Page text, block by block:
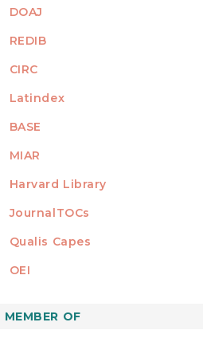
DOAJ
REDIB
CIRC
Latindex
BASE
MIAR
Harvard Library
JournalTOCs
Qualis Capes
OEI
MEMBER OF